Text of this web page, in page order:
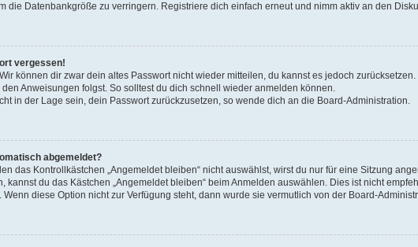
die Datenbankgröße zu verringern. Registriere dich einfach erneut und nimm aktiv an den
vergessen!
können dir zwar dein altes Passwort nicht wieder mitteilen, du kannst es jedoch
den Anweisungen folgst. So solltest du dich schnell wieder anmelden können.
in der Lage sein, dein Passwort zurückzusetzen, so wende dich an die Board-Administration.
abgemeldet?
das Kontrollkästchen „Angemeldet bleiben“ nicht auswählst, wirst du nur für eine Sitzung
kannst du das Kästchen „Angemeldet bleiben“ beim Anmelden auswählen. Dies ist nicht
Wenn diese Option nicht zur Verfügung steht, dann wurde sie vermutlich von der Board-